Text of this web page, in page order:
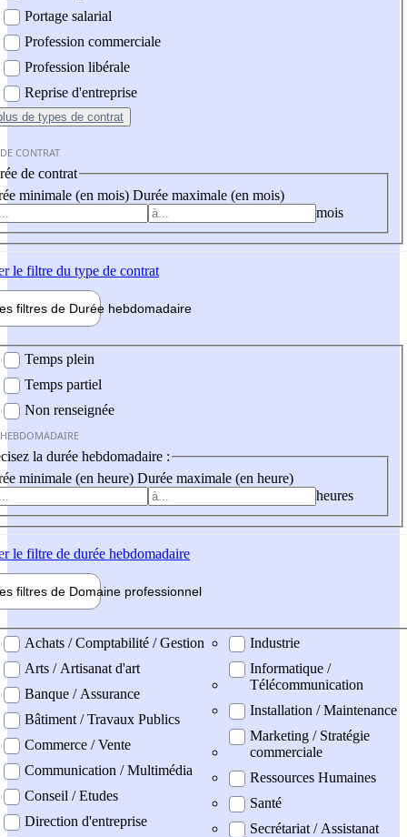
Portage salarial
Profession commerciale
Profession libérale
Reprise d'entreprise
de types de contrat
CONTRAT
de contrat
minimale (en mois) Durée maximale (en mois)
mois
le filtre du type de contrat
filtres de Durée hebdomadaire
Temps plein
Temps partiel
Non renseignée
la durée hebdomadaire :
minimale (en heure) Durée maximale (en heure)
heures
le filtre de durée hebdomadaire
filtres de Domaine professionnel
professionel
Achats / Comptabilité / Gestion
Arts / Artisanat d'art
Banque / Assurance
Bâtiment / Travaux Publics
Commerce / Vente
Communication / Multimédia
Conseil / Etudes
Direction d'entreprise
Industrie
Informatique /
Télécommunication
Installation / Maintenance
Marketing / Stratégie
commerciale
Ressources Humaines
Santé
Secrétariat / Assistanat